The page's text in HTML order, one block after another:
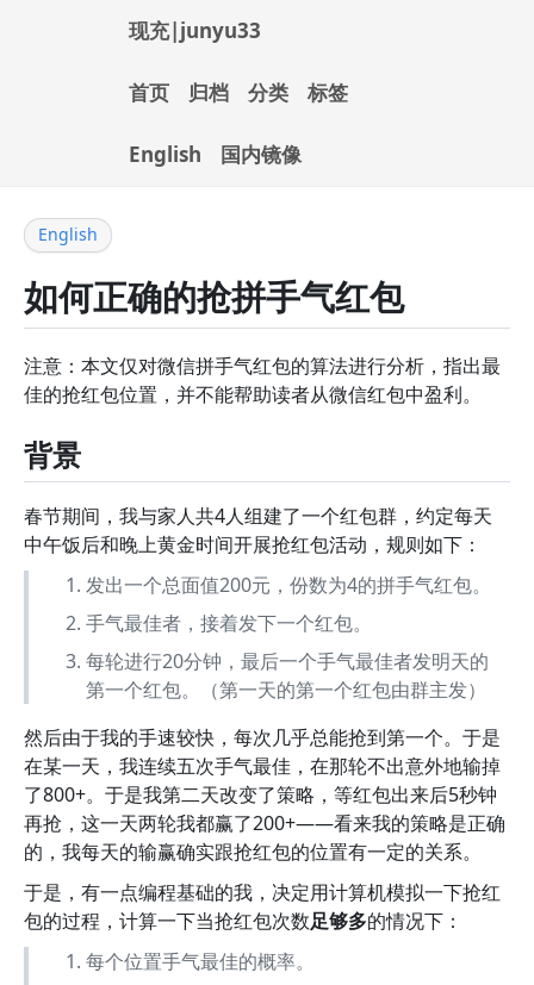
现充|junyu33
首页 归档 分类 标签
English 国内镜像
English
如何正确的抢拼手气红包
注意：本文仅对微信拼手气红包的算法进行分析，指出最
佳的抢红包位置，并不能帮助读者从微信红包中盈利。
背景
春节期间，我与家人共4人组建了一个红包群，约定每天
中午饭后和晚上黄金时间开展抢红包活动，规则如下：
发出一个总面值200元，份数为4的拼手气红包。
手气最佳者，接着发下一个红包。
每轮进行20分钟，最后一个手气最佳者发明天的
第一个红包。（第一天的第一个红包由群主发）
然后由于我的手速较快，每次几乎总能抢到第一个。于是
在某一天，我连续五次手气最佳，在那轮不出意外地输掉
了800+。于是我第二天改变了策略，等红包出来后5秒钟
再抢，这一天两轮我都赢了200+——看来我的策略是正确
的，我每天的输赢确实跟抢红包的位置有一定的关系。
于是，有一点编程基础的我，决定用计算机模拟一下抢红
包的过程，计算一下当抢红包次数足够多的情况下：
每个位置手气最佳的概率。